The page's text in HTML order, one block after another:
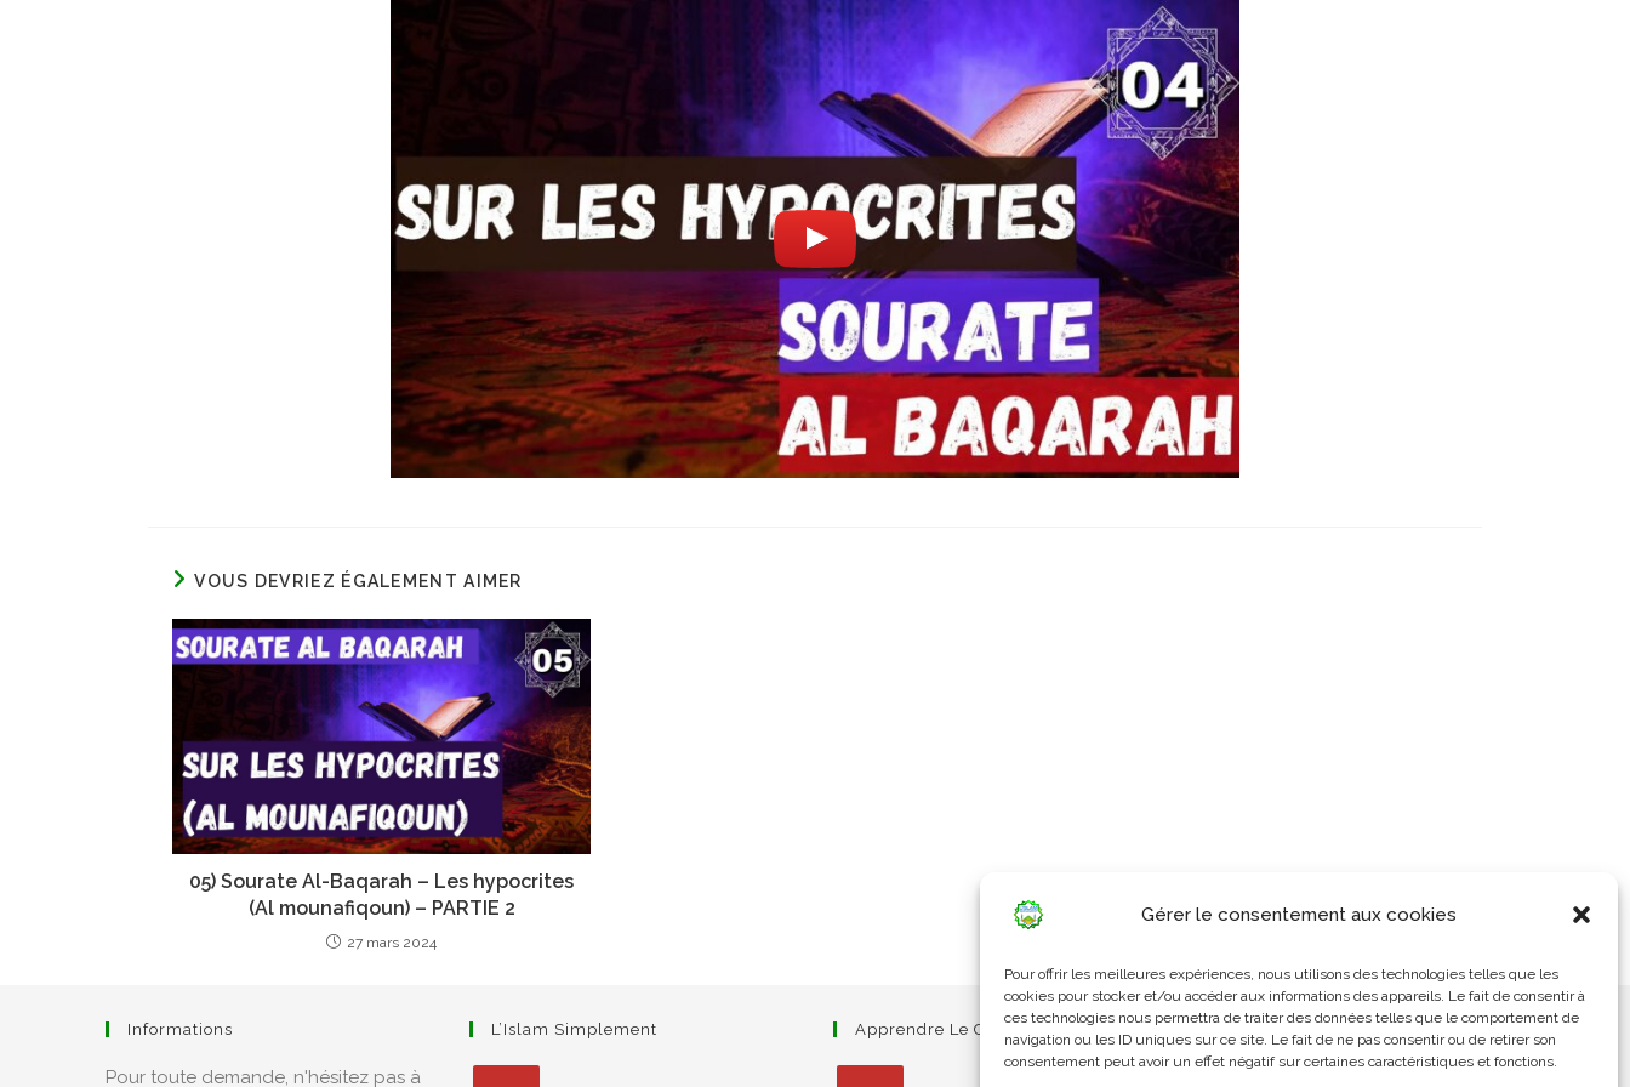
Gérer le consentement aux cookies
Pour offrir les meilleures expériences, nous utilisons des technologies telles que les
cookies pour stocker et/ou accéder aux informations des appareils. Le fait de consentir à
ces technologies nous permettra de traiter des données telles que le comportement de
navigation ou les ID uniques sur ce site. Le fait de ne pas consentir ou de retirer son
consentement peut avoir un effet négatif sur certaines caractéristiques et fonctions.
VOUS DEVRIEZ ÉGALEMENT AIMER
05) Sourate Al-Baqarah – Les hypocrites
(Al mounafiqoun) – PARTIE 2
27 mars 2024
Informations
Pour toute demande, n'hésitez pas à
L’Islam Simplement Apprendre Le Coran Simplement